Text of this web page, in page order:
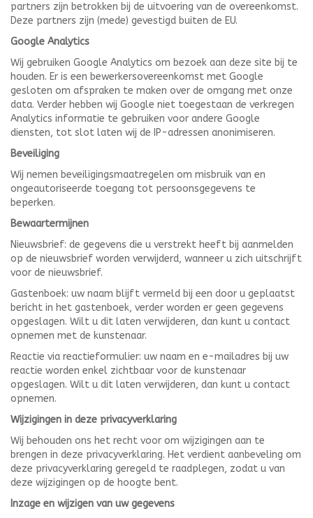
partners zijn betrokken bij de uitvoering van de overeenkomst.
Deze partners zijn (mede) gevestigd buiten de EU.
Google Analytics
Wij gebruiken Google Analytics om bezoek aan deze site bij te
houden. Er is een bewerkersovereenkomst met Google
gesloten om afspraken te maken over de omgang met onze
data. Verder hebben wij Google niet toegestaan de verkregen
Analytics informatie te gebruiken voor andere Google
diensten, tot slot laten wij de IP-adressen anonimiseren.
Beveiliging
Wij nemen beveiligingsmaatregelen om misbruik van en
ongeautoriseerde toegang tot persoonsgegevens te
beperken.
Bewaartermijnen
Nieuwsbrief: de gegevens die u verstrekt heeft bij aanmelden
op de nieuwsbrief worden verwijderd, wanneer u zich uitschrijft
voor de nieuwsbrief.
Gastenboek: uw naam blijft vermeld bij een door u geplaatst
bericht in het gastenboek, verder worden er geen gegevens
opgeslagen. Wilt u dit laten verwijderen, dan kunt u contact
opnemen met de kunstenaar.
Reactie via reactieformulier: uw naam en e-mailadres bij uw
reactie worden enkel zichtbaar voor de kunstenaar
opgeslagen. Wilt u dit laten verwijderen, dan kunt u contact
opnemen.
Wijzigingen in deze privacyverklaring
Wij behouden ons het recht voor om wijzigingen aan te
brengen in deze privacyverklaring. Het verdient aanbeveling om
deze privacyverklaring geregeld te raadplegen, zodat u van
deze wijzigingen op de hoogte bent.
Inzage en wijzigen van uw gegevens